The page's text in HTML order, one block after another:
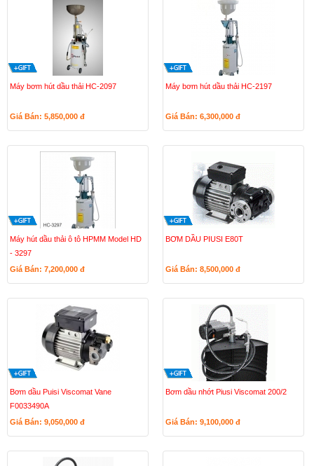
Máy bơm hút dầu thải HC-2097
Giá Bán: 5,850,000 đ
Máy bơm hút dầu thải HC-2197
Giá Bán: 6,300,000 đ
Máy hút dầu thải ô tô HPMM Model HD
- 3297
Giá Bán: 7,200,000 đ
BƠM DẦU PIUSI E80T
Giá Bán: 8,500,000 đ
Bơm dầu Puisi Viscomat Vane
F0033490A
Giá Bán: 9,050,000 đ
Bơm dầu nhớt Piusi Viscomat 200/2
Giá Bán: 9,100,000 đ